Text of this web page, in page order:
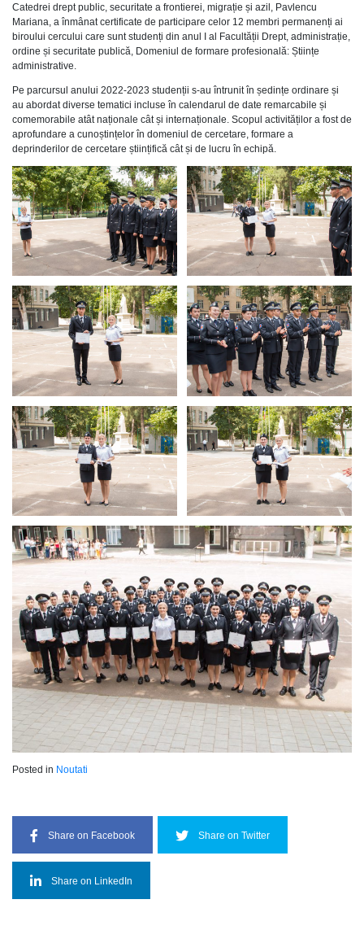
Catedrei drept public, securitate a frontierei, migrație și azil, Pavlencu
Mariana, a înmânat certificate de participare celor 12 membri permanenți ai
biroului cercului care sunt studenți din anul I al Facultății Drept, administrație,
ordine și securitate publică, Domeniul de formare profesională: Științe
administrative.
Pe parcursul anului 2022-2023 studenții s-au întrunit în ședințe ordinare și
au abordat diverse tematici incluse în calendarul de date remarcabile și
comemorabile atât naționale cât și internaționale. Scopul activităților a fost de
aprofundare a cunoștințelor în domeniul de cercetare, formare a
deprinderilor de cercetare științifică cât și de lucru în echipă.
Posted in Noutati
Share on Facebook Share on Twitter
Share on LinkedIn